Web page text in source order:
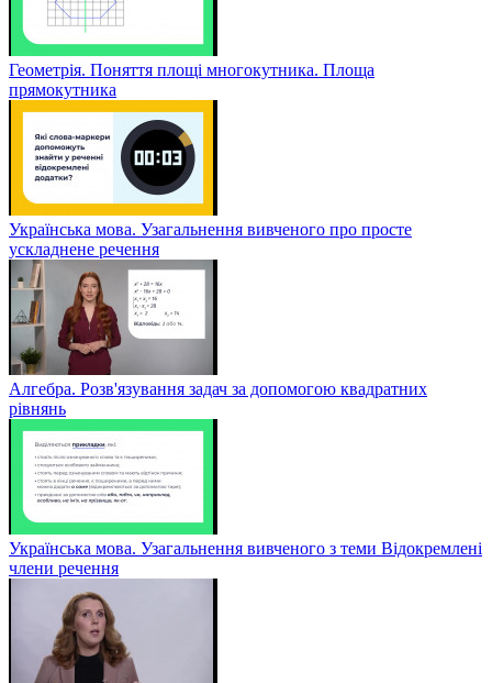
Геометрія. Поняття площі многокутника. Площа
прямокутника
Українська мова. Узагальнення вивченого про просте
ускладнене речення
Алгебра. Розв'язування задач за допомогою квадратних
рівнянь
Українська мова. Узагальнення вивченого з теми Відокремлені
члени речення